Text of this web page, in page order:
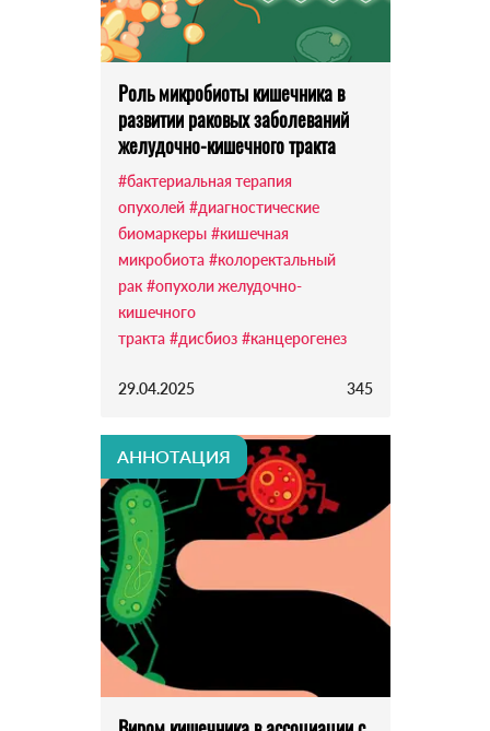
Роль микробиоты кишечника в
развитии раковых заболеваний
желудочно-кишечного тракта
#бактериальная терапия
опухолей #диагностические
биомаркеры #кишечная
микробиота #колоректальный
рак #опухоли желудочно-
кишечного
тракта #дисбиоз #канцерогенез
29.04.2025 345
АННОТАЦИЯ